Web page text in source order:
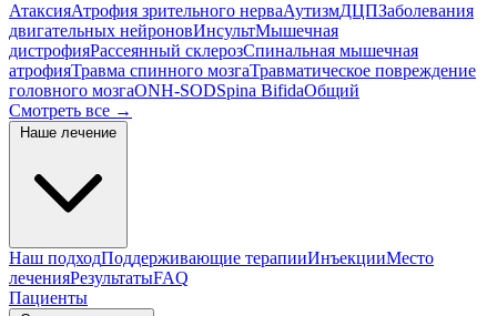
АтаксияАтрофия зрительного нерваАутизмДЦПЗаболевания
двигательных нейроновИнсультМышечная
дистрофияРассеянный склерозСпинальная мышечная
атрофияТравма спинного мозгаТравматическое повреждение
головного мозгаONH-SODSpina BifidaОбщий
Смотреть все →
Наш подходПоддерживающие терапииИнъекцииМесто
леченияРезультатыFAQ
Пациенты